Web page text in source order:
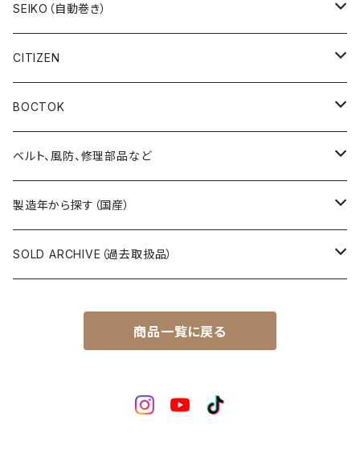
19SEIKO（15石）
19SEIKO（21石）
その他の懐中時計
キングセイコー（KINGSEIKO）
クラウン（CROWN）
クロノス（CRONOS）
スカイライナー（SKYLINER）
スポーツマン（SPORTSMAN）
チャンピオン（CHAMPION）
ユニーク（UNIQUE）
SEIKO（自動巻き）
5アクタス（5ACTUS）
5”スポーツ”（5”SPORTS”）
5デラックス（DX）
スポーツマチック（SPORTSMATIC）
セイコーマチック（SEIKOMATIC）
プレスマチック（PRESSMATIC）
CITIZEN
手巻き腕時計
自動巻き腕時計
BOCTOK
Amphibia/アンフィビア
Komandirskie/コマンダスキー
Komandirskie Jr/コマンダスキージュニア
ベルト、風防、修理部品など
ステンレスベルト
風防（修理、交換用）
製造年から探す（国産）
1940年代
SOLD ARCHIVE（過去取扱品）
商品一覧に戻る